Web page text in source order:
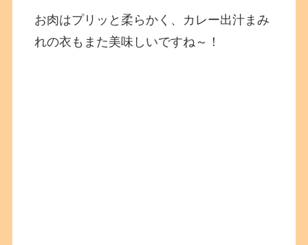
お肉はプリッと柔らかく、カレー出汁まみ
れの衣もまた美味しいですね～！